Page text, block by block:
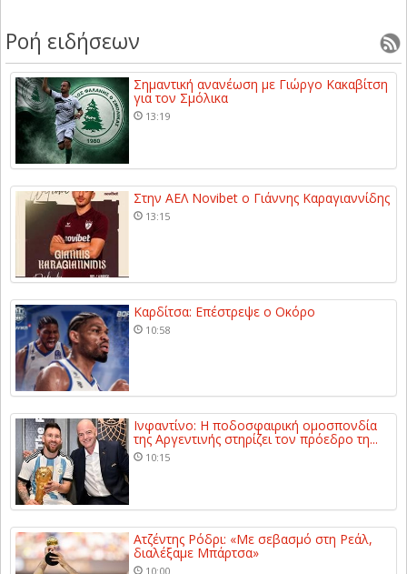
Ροή ειδήσεων
Σημαντική ανανέωση με Γιώργο Κακαβίτση
για τον Σμόλικα
13:19
Στην ΑΕΛ Novibet ο Γιάννης Καραγιαννίδης
13:15
Καρδίτσα: Επέστρεψε ο Οκόρο
10:58
Ινφαντίνο: Η ποδοσφαιρική ομοσπονδία
της Αργεντινής στηρίζει τον πρόεδρο τη...
10:15
Ατζέντης Ρόδρι: «Με σεβασμό στη Ρεάλ,
διαλέξαμε Μπάρτσα»
10:00